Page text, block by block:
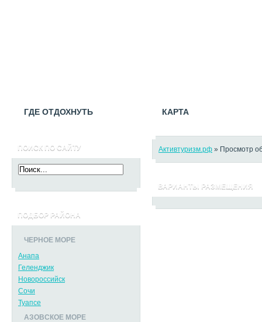
ГДЕ ОТДОХНУТЬ КАРТА
Активтуризм.рф » Просмотр
ВАРИАНТЫ РАЗМЕЩЕНИЯ
ПОИСК ПО САЙТУ
ПОДБОР РАЙОНА
ЧЕРНОЕ МОРЕ
Анапа
Геленджик
Новороссийск
Сочи
Туапсе
АЗОВСКОЕ МОРЕ